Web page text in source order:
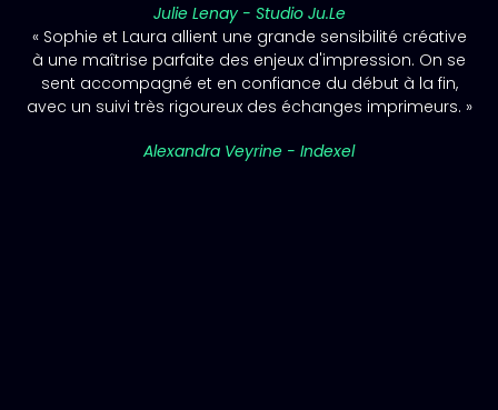
Julie Lenay - Studio Ju.le
« Sophie et Laura allient une grande sensibilité créative
à une maîtrise parfaite des enjeux d'impression. On se
sent accompagné et en confiance du début à la fin,
avec un suivi très rigoureux des échanges imprimeurs. »
Alexandra Veyrine - Indexel